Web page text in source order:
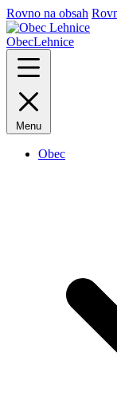
Rovno na obsah
ObecLehnice
Menu
Obec